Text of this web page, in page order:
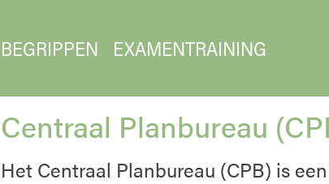
BEGRIPPEN EXAMENTRAINING
Centraal Planbureau
Het Centraal Planbureau (CPB) is